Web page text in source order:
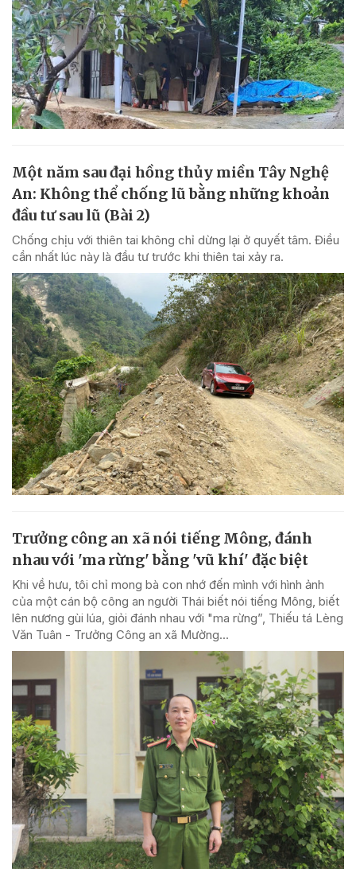
Một năm sau đại hồng thủy miền Tây Nghệ
An: Không thể chống lũ bằng những khoản
đầu tư sau lũ (Bài 2)
Chống chịu với thiên tai không chỉ dừng lại ở quyết tâm. Điều
cần nhất lúc này là đầu tư trước khi thiên tai xảy ra.
Trưởng công an xã nói tiếng Mông, đánh
nhau với 'ma rừng' bằng 'vũ khí' đặc biệt
Khi về hưu, tôi chỉ mong bà con nhớ đến mình với hình ảnh
của một cán bộ công an người Thái biết nói tiếng Mông, biết
lên nương gùi lúa, giỏi đánh nhau với "ma rừng”, Thiếu tá Lèng
Văn Tuân - Trưởng Công an xã Mường...